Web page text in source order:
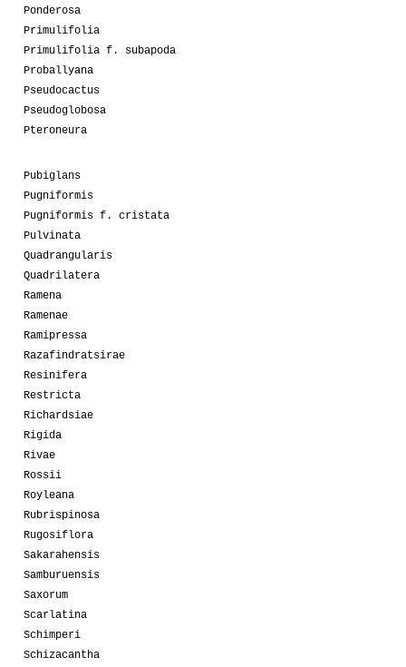
Ponderosa
Primulifolia
Primulifolia f. subapoda
Proballyana
Pseudocactus
Pseudoglobosa
Pteroneura
Pubiglans
Pugniformis
Pugniformis f. cristata
Pulvinata
Quadrangularis
Quadrilatera
Ramena
Ramenae
Ramipressa
Razafindratsirae
Resinifera
Restricta
Richardsiae
Rigida
Rivae
Rossii
Royleana
Rubrispinosa
Rugosiflora
Sakarahensis
Samburuensis
Saxorum
Scarlatina
Schimperi
Schizacantha